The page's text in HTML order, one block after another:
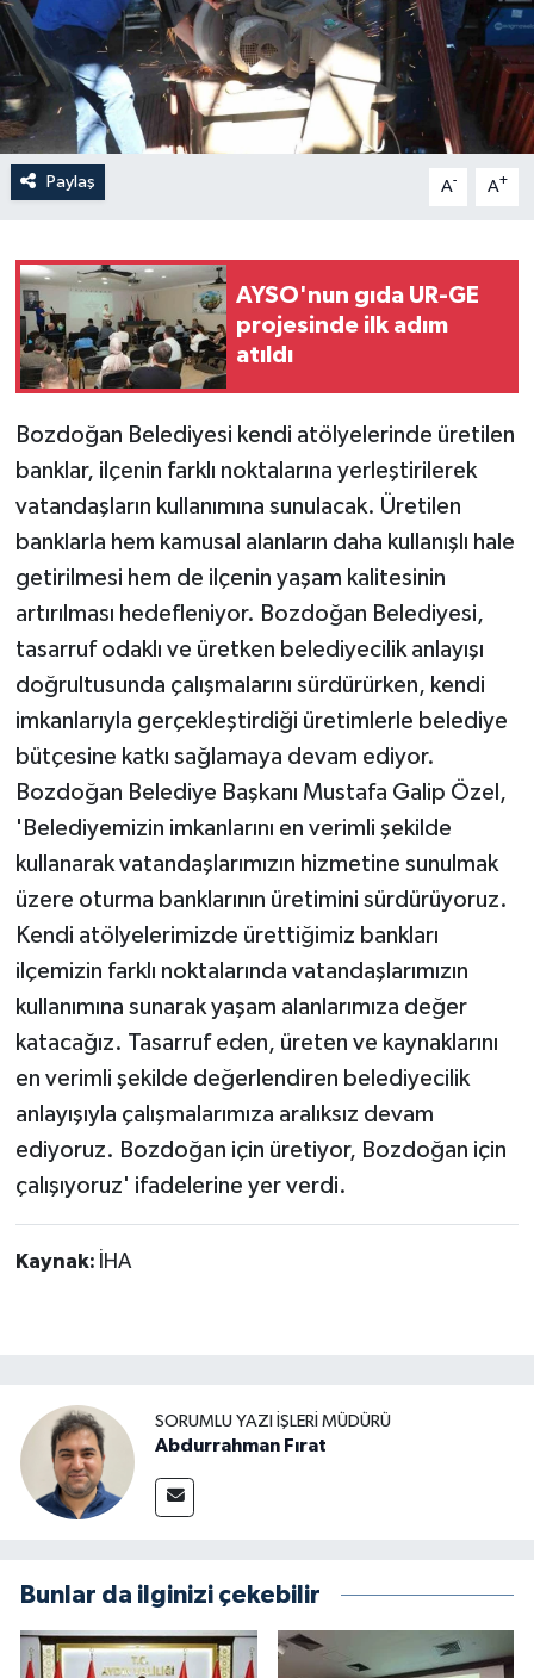
Paylaş A- A+
AYSO'nun gıda UR-GE
projesinde ilk adım
atıldı
Bozdoğan Belediyesi kendi atölyelerinde üretilen
banklar, ilçenin farklı noktalarına yerleştirilerek
vatandaşların kullanımına sunulacak. Üretilen
banklarla hem kamusal alanların daha kullanışlı hale
getirilmesi hem de ilçenin yaşam kalitesinin
artırılması hedefleniyor. Bozdoğan Belediyesi,
tasarruf odaklı ve üretken belediyecilik anlayışı
doğrultusunda çalışmalarını sürdürürken, kendi
imkanlarıyla gerçekleştirdiği üretimlerle belediye
bütçesine katkı sağlamaya devam ediyor.
Bozdoğan Belediye Başkanı Mustafa Galip Özel,
'Belediyemizin imkanlarını en verimli şekilde
kullanarak vatandaşlarımızın hizmetine sunulmak
üzere oturma banklarının üretimini sürdürüyoruz.
Kendi atölyelerimizde ürettiğimiz bankları
ilçemizin farklı noktalarında vatandaşlarımızın
kullanımına sunarak yaşam alanlarımıza değer
katacağız. Tasarruf eden, üreten ve kaynaklarını
en verimli şekilde değerlendiren belediyecilik
anlayışıyla çalışmalarımıza aralıksız devam
ediyoruz. Bozdoğan için üretiyor, Bozdoğan için
çalışıyoruz' ifadelerine yer verdi.
Kaynak: İHA
SORUMLU YAZI İŞLERI MÜDÜRÜ
Abdurrahman Fırat
Bunlar da ilginizi çekebilir